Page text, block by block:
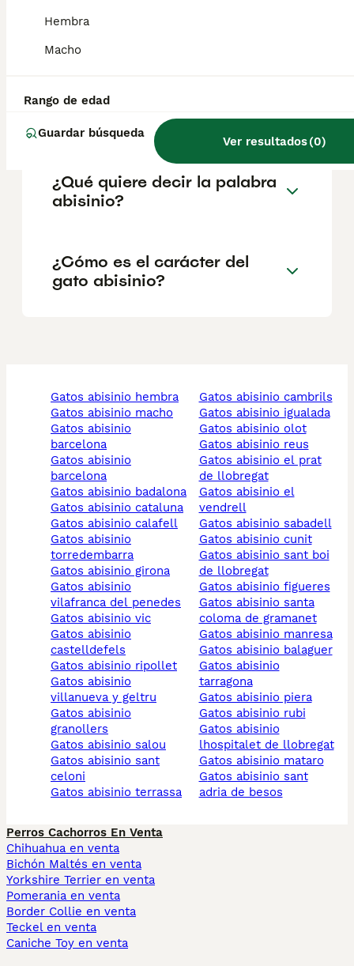
Hembra
Macho
Rango de edad
Guardar búsqueda
Ver resultados(0)
mechones en las puntas de las orejas y ojos
grandes y almendrados.
¿Cuánto cuesta el gato
¿Qué quiere decir la palabra
abisinio?
¿Cómo es el carácter del
gato abisinio?
gatos abisinio hembra
gatos abisinio macho
gatos abisinio
barcelona
gatos abisinio
barcelona
gatos abisinio badalona
gatos abisinio cataluna
gatos abisinio calafell
gatos abisinio
torredembarra
gatos abisinio girona
gatos abisinio
vilafranca del penedes
gatos abisinio vic
gatos abisinio
castelldefels
gatos abisinio ripollet
gatos abisinio
villanueva y geltru
gatos abisinio
granollers
gatos abisinio salou
gatos abisinio sant
celoni
gatos abisinio terrassa
gatos abisinio cambrils
gatos abisinio igualada
gatos abisinio olot
gatos abisinio reus
gatos abisinio el prat
de llobregat
gatos abisinio el
vendrell
gatos abisinio sabadell
gatos abisinio cunit
gatos abisinio sant boi
de llobregat
gatos abisinio figueres
gatos abisinio santa
coloma de gramanet
gatos abisinio manresa
gatos abisinio balaguer
gatos abisinio
tarragona
gatos abisinio piera
gatos abisinio rubi
gatos abisinio
lhospitalet de llobregat
gatos abisinio mataro
gatos abisinio sant
adria de besos
Perros Cachorros En Venta
Chihuahua en venta
Bichón Maltés en venta
Yorkshire Terrier en venta
Pomerania en venta
Border Collie en venta
Teckel en venta
Caniche Toy en venta